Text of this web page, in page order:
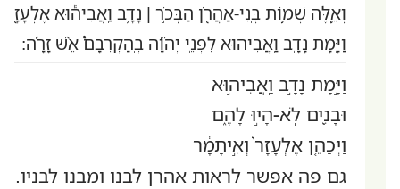
וְאֵ֛לֶּה שְׁמ֥וֹת בְּֽנֵי-אַהֲרֹ֖ן הַבְּכֹ֣ר | נָדָ֑ב וַֽאֲבִיה֕וּא
וַיָּ֣מָת נָדָ֣ב וַֽאֲבִיה֣וּא לִפְנֵ֣י יְהֹוָ֡ה בְּֽהַקְרִבָם֩ אֵ֨שׁ זָרָ֜ה:
וַיָּ֣מָת נָדָ֣ב וַֽאֲבִיה֣וּא
וּבָנִ֖ים לֹֽא-הָי֣וּ לָהֶ֑ם
וַיְכַהֵ֤ן אֶלְעָזָר֙ וְאִ֣יתָמָ֔ר
גם פה אפשר לראות אהרן לבנו ומבנו לבניו.